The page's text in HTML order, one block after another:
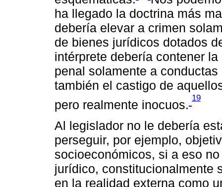
ha llegado la doctrina más
debería elevar a crimen
de bienes jurídicos dotados
intérprete debería contener
penal solamente a
también el castigo de
pero realmente inocuos.
19
Al legislador no le debería
perseguir, por ejemplo,
socioeconómicos, si a eso
jurídico, constitucionalmente
en la realidad externa como